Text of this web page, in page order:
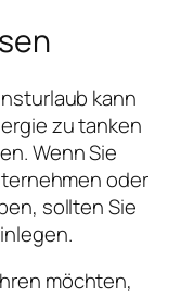
kann
zu tanken
Wenn Sie
oder
sollten Sie
möchten,